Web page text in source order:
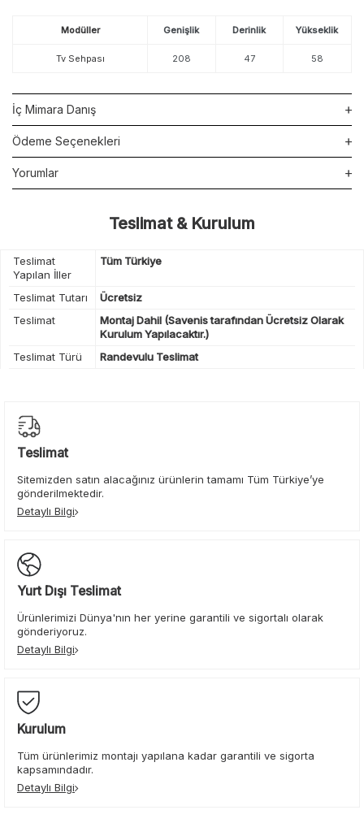
Modüller Genişlik Derinlik Yükseklik
Tv Sehpası 208 47 58
İç Mimara Danış
Ödeme Seçenekleri
Yorumlar
Teslimat & Kurulum
Teslimat
Yapılan İller
Tüm Türkiye
Teslimat Tutarı
Ücretsiz
Teslimat
Montaj Dahil (Savenis tarafından Ücretsiz Olarak
Kurulum Yapılacaktır.)
Teslimat Türü
Randevulu Teslimat
Teslimat
Sitemizden satın alacağınız ürünlerin tamamı Tüm Türkiye’ye
gönderilmektedir.
Detaylı Bilgi
Yurt Dışı Teslimat
Ürünlerimizi Dünya'nın her yerine garantili ve sigortalı olarak
gönderiyoruz.
Detaylı Bilgi
Kurulum
Tüm ürünlerimiz montajı yapılana kadar garantili ve sigorta
kapsamındadır.
Detaylı Bilgi